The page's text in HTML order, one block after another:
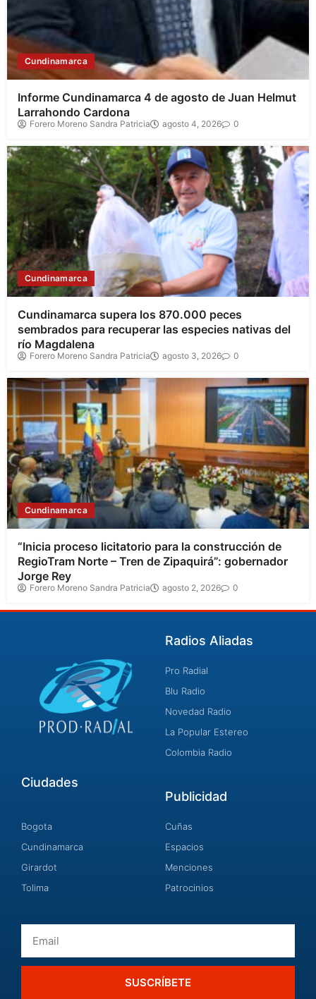
Cundinamarca
Informe Cundinamarca 4 de agosto de Juan Helmut
Larrahondo Cardona
Forero Moreno Sandra Patricia agosto 4, 2026 0
Cundinamarca
Cundinamarca supera los 870.000 peces
sembrados para recuperar las especies nativas del
río Magdalena
Forero Moreno Sandra Patricia agosto 3, 2026 0
Cundinamarca
“Inicia proceso licitatorio para la construcción de
RegioTram Norte – Tren de Zipaquirá”: gobernador
Jorge Rey
Forero Moreno Sandra Patricia agosto 2, 2026 0
Radios Aliadas
Pro Radial
Blu Radio
Novedad Radio
La Popular Estereo
Colombia Radio
Ciudades
Bogota
Cundinamarca
Girardot
Tolima
Publicidad
Cuñas
Espacios
Menciones
Patrocinios
SUSCRÍBETE